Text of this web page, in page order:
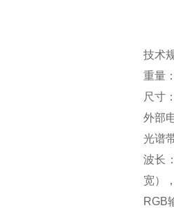
技术
重量
尺寸
外部
光谱
波长
宽）
RGB